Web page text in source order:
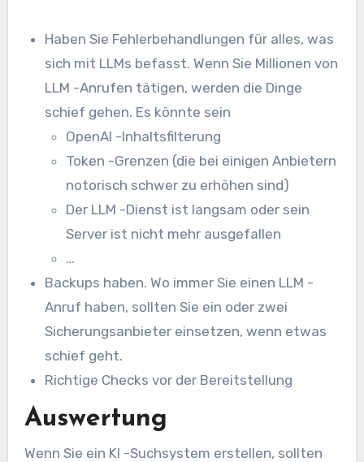
Haben Sie Fehlerbehandlungen für alles, was
sich mit LLMs befasst. Wenn Sie Millionen von
LLM -Anrufen tätigen, werden die Dinge
schief gehen. Es könnte sein
OpenAI -Inhaltsfilterung
Token -Grenzen (die bei einigen Anbietern
notorisch schwer zu erhöhen sind)
Der LLM -Dienst ist langsam oder sein
Server ist nicht mehr ausgefallen
…
Backups haben. Wo immer Sie einen LLM -
Anruf haben, sollten Sie ein oder zwei
Sicherungsanbieter einsetzen, wenn etwas
schief geht.
Richtige Checks vor der Bereitstellung
Auswertung
Wenn Sie ein KI -Suchsystem erstellen, sollten